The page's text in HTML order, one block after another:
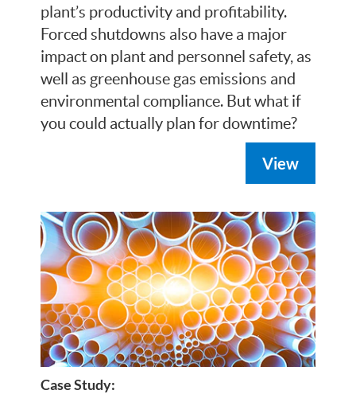
plant’s productivity and profitability.
Forced shutdowns also have a major
impact on plant and personnel safety, as
well as greenhouse gas emissions and
environmental compliance. But what if
you could actually plan for downtime?
View
Case Study: